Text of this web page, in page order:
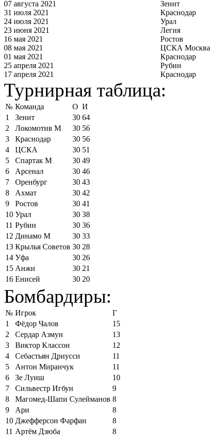
07 августа 2021
Зенит
31 июля 2021
Краснодар
24 июля 2021
Урал
23 июня 2021
Легия
16 мая 2021
Ростов
08 мая 2021
ЦСКА Москва
01 мая 2021
Краснодар
25 апреля 2021
Рубин
17 апреля 2021
Краснодар
Турнирная таблица:
№ Команда О И
1
Зенит 30 64
2
Локомотив М 30 56
3
Краснодар 30 56
4
ЦСКА 30 51
5
Спартак М 30 49
6
Арсенал 30 46
7
Оренбург 30 43
8
Ахмат 30 42
9
Ростов 30 41
10 Урал 30 38
11 Рубин 30 36
12 Динамо М 30 33
13 Крылья Советов 30 28
14 Уфа 30 26
15 Анжи 30 21
16 Енисей 30 20
Бомбардиры:
№ Игрок
Г
1
Фёдор Чалов
15
2
Сердар Азмун
13
3
Виктор Классон
12
4
Себастьян Дриусси
11
5
Антон Миранчук
11
6
Зе Луиш
10
7
Сильвестр Игбун
9
8
Магомед-Шапи Сулейманов 8
9
Ари
8
10 Джефферсон Фарфан
8
11 Артём Дзюба
8